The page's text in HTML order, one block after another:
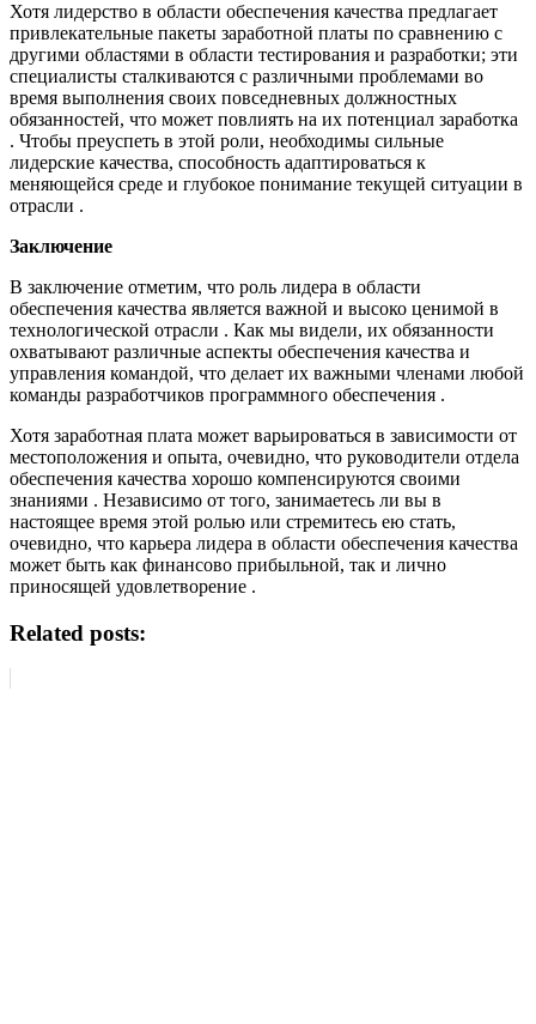
Хотя лидерство в области обеспечения качества предлагает
привлекательные пакеты заработной платы по сравнению с
другими областями в области тестирования и разработки; эти
специалисты сталкиваются с различными проблемами во
время выполнения своих повседневных должностных
обязанностей, что может повлиять на их потенциал заработка
. Чтобы преуспеть в этой роли, необходимы сильные
лидерские качества, способность адаптироваться к
меняющейся среде и глубокое понимание текущей ситуации в
отрасли .
Заключение
В заключение отметим, что роль лидера в области
обеспечения качества является важной и высоко ценимой в
технологической отрасли . Как мы видели, их обязанности
охватывают различные аспекты обеспечения качества и
управления командой, что делает их важными членами любой
команды разработчиков программного обеспечения .
Хотя заработная плата может варьироваться в зависимости от
местоположения и опыта, очевидно, что руководители отдела
обеспечения качества хорошо компенсируются своими
знаниями . Независимо от того, занимаетесь ли вы в
настоящее время этой ролью или стремитесь ею стать,
очевидно, что карьера лидера в области обеспечения качества
может быть как финансово прибыльной, так и лично
приносящей удовлетворение .
Related posts: